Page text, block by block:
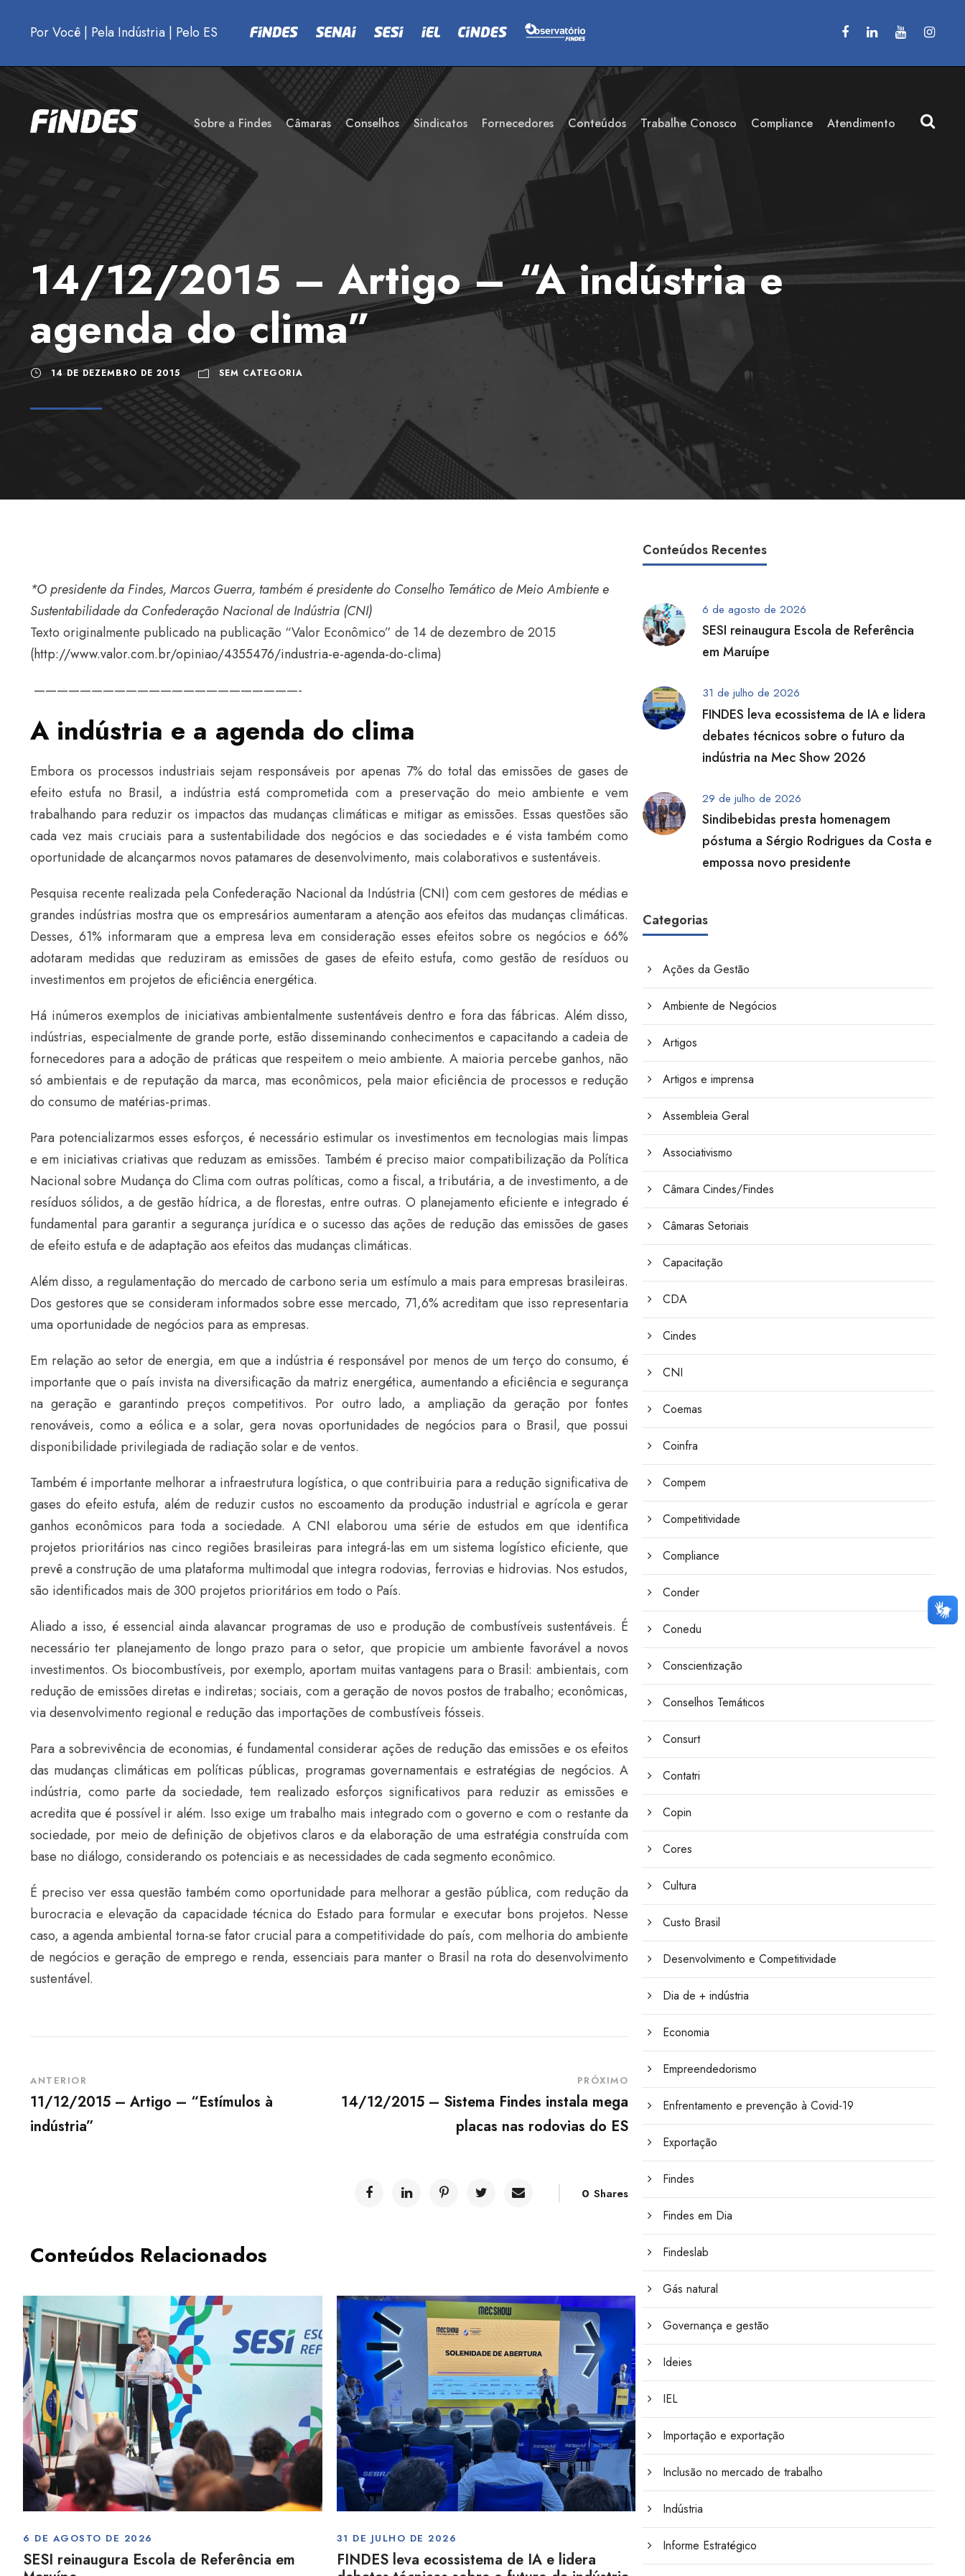
Por Você | Pela Indústria | Pelo ES
Sobre a Findes Câmaras Conselhos Sindicatos Fornecedores Conteúdos Trabalhe Conosco Compliance Atendimento
14/12/2015 – Artigo – “A indústria e
agenda do clima”
14 DE DEZEMBRO DE 2015 SEM CATEGORIA
*O presidente da Findes, Marcos Guerra, também é presidente do Conselho Temático de Meio Ambiente e
Sustentabilidade da Confederação Nacional de Indústria (CNI)
Texto originalmente publicado na publicação “Valor Econômico” de 14 de dezembro de 2015
(http://www.valor.com.br/opiniao/4355476/industria-e-agenda-do-clima)
———————————————————————-
A indústria e a agenda do clima
Embora os processos industriais sejam responsáveis por apenas 7% do total das emissões de gases de
efeito estufa no Brasil, a indústria está comprometida com a preservação do meio ambiente e vem
trabalhando para reduzir os impactos das mudanças climáticas e mitigar as emissões. Essas questões são
cada vez mais cruciais para a sustentabilidade dos negócios e das sociedades e é vista também como
oportunidade de alcançarmos novos patamares de desenvolvimento, mais colaborativos e sustentáveis.
Pesquisa recente realizada pela Confederação Nacional da Indústria (CNI) com cem gestores de médias e
grandes indústrias mostra que os empresários aumentaram a atenção aos efeitos das mudanças climáticas.
Desses, 61% informaram que a empresa leva em consideração esses efeitos sobre os negócios e 66%
adotaram medidas que reduziram as emissões de gases de efeito estufa, como gestão de resíduos ou
investimentos em projetos de eficiência energética.
Há inúmeros exemplos de iniciativas ambientalmente sustentáveis dentro e fora das fábricas. Além disso,
indústrias, especialmente de grande porte, estão disseminando conhecimentos e capacitando a cadeia de
fornecedores para a adoção de práticas que respeitem o meio ambiente. A maioria percebe ganhos, não
só ambientais e de reputação da marca, mas econômicos, pela maior eficiência de processos e redução
do consumo de matérias-primas.
Para potencializarmos esses esforços, é necessário estimular os investimentos em tecnologias mais limpas
e em iniciativas criativas que reduzam as emissões. Também é preciso maior compatibilização da Política
Nacional sobre Mudança do Clima com outras políticas, como a fiscal, a tributária, a de investimento, a de
resíduos sólidos, a de gestão hídrica, a de florestas, entre outras. O planejamento eficiente e integrado é
fundamental para garantir a segurança jurídica e o sucesso das ações de redução das emissões de gases
de efeito estufa e de adaptação aos efeitos das mudanças climáticas.
Além disso, a regulamentação do mercado de carbono seria um estímulo a mais para empresas brasileiras.
Dos gestores que se consideram informados sobre esse mercado, 71,6% acreditam que isso representaria
uma oportunidade de negócios para as empresas.
Em relação ao setor de energia, em que a indústria é responsável por menos de um terço do consumo, é
importante que o país invista na diversificação da matriz energética, aumentando a eficiência e segurança
na geração e garantindo preços competitivos. Por outro lado, a ampliação da geração por fontes
renováveis, como a eólica e a solar, gera novas oportunidades de negócios para o Brasil, que possui
disponibilidade privilegiada de radiação solar e de ventos.
Também é importante melhorar a infraestrutura logística, o que contribuiria para a redução significativa de
gases do efeito estufa, além de reduzir custos no escoamento da produção industrial e agrícola e gerar
ganhos econômicos para toda a sociedade. A CNI elaborou uma série de estudos em que identifica
projetos prioritários nas cinco regiões brasileiras para integrá-las em um sistema logístico eficiente, que
prevê a construção de uma plataforma multimodal que integra rodovias, ferrovias e hidrovias. Nos estudos,
são identificados mais de 300 projetos prioritários em todo o País.
Aliado a isso, é essencial ainda alavancar programas de uso e produção de combustíveis sustentáveis. É
necessário ter planejamento de longo prazo para o setor, que propicie um ambiente favorável a novos
investimentos. Os biocombustíveis, por exemplo, aportam muitas vantagens para o Brasil: ambientais, com
redução de emissões diretas e indiretas; sociais, com a geração de novos postos de trabalho; econômicas,
via desenvolvimento regional e redução das importações de combustíveis fósseis.
Para a sobrevivência de economias, é fundamental considerar ações de redução das emissões e os efeitos
das mudanças climáticas em políticas públicas, programas governamentais e estratégias de negócios. A
indústria, como parte da sociedade, tem realizado esforços significativos para reduzir as emissões e
acredita que é possível ir além. Isso exige um trabalho mais integrado com o governo e com o restante da
sociedade, por meio de definição de objetivos claros e da elaboração de uma estratégia construída com
base no diálogo, considerando os potenciais e as necessidades de cada segmento econômico.
É preciso ver essa questão também como oportunidade para melhorar a gestão pública, com redução da
burocracia e elevação da capacidade técnica do Estado para formular e executar bons projetos. Nesse
caso, a agenda ambiental torna-se fator crucial para a competitividade do país, com melhoria do ambiente
de negócios e geração de emprego e renda, essenciais para manter o Brasil na rota do desenvolvimento
sustentável.
ANTERIOR
11/12/2015 – Artigo – “Estímulos à
indústria”
PRÓXIMO
14/12/2015 – Sistema Findes instala mega
placas nas rodovias do ES
0 Shares
Conteúdos Relacionados
6 DE AGOSTO DE 2026
SESI reinaugura Escola de Referência em
31 DE JULHO DE 2026
FINDES leva ecossistema de IA e lidera
Conteúdos Recentes
6 de agosto de 2026
SESI reinaugura Escola de Referência
em Maruípe
31 de julho de 2026
FINDES leva ecossistema de IA e lidera
debates técnicos sobre o futuro da
indústria na Mec Show 2026
29 de julho de 2026
Sindibebidas presta homenagem
póstuma a Sérgio Rodrigues da Costa e
empossa novo presidente
Categorias
Ações da Gestão
Ambiente de Negócios
Artigos
Artigos e imprensa
Assembleia Geral
Associativismo
Câmara Cindes/Findes
Câmaras Setoriais
Capacitação
CDA
Cindes
CNI
Coemas
Coinfra
Compem
Competitividade
Compliance
Conder
Conedu
Conscientização
Conselhos Temáticos
Consurt
Contatri
Copin
Cores
Cultura
Custo Brasil
Desenvolvimento e Competitividade
Dia de + indústria
Economia
Empreendedorismo
Enfrentamento e prevenção à Covid-19
Exportação
Findes
Findes em Dia
Findeslab
Gás natural
Governança e gestão
Ideies
IEL
Importação e exportação
Inclusão no mercado de trabalho
Indústria
Informe Estratégico